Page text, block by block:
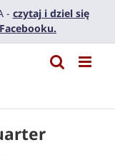
- czytaj i dziel się